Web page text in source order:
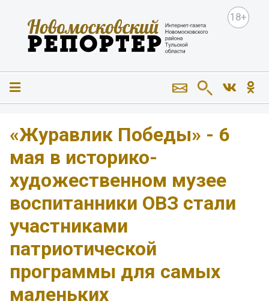
18+
«Журавлик Победы» - 6
мая в историко-
художественном музее
воспитанники ОВЗ стали
участниками
патриотической
программы для самых
маленьких